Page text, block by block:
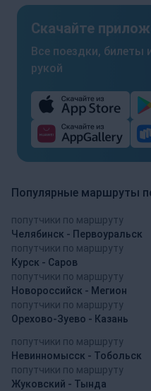
Скачайте
Все поездки, билеты
рукой
Популярные маршруты
попутчики по маршруту
Челябинск - Первоуральск
попутчики по маршруту
Курск - Саров
попутчики по маршруту
Новороссийск - Мегион
попутчики по маршруту
Орехово-Зуево - Казань
попутчики по маршруту
Невинномысск - Тобольск
попутчики по маршруту
Жуковский - Тында